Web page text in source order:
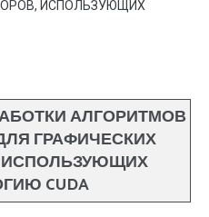
ИСПОЛЬЗУЮЩИХ
АЛГОРИТМОВ
ГРАФИЧЕСКИХ
CUDA